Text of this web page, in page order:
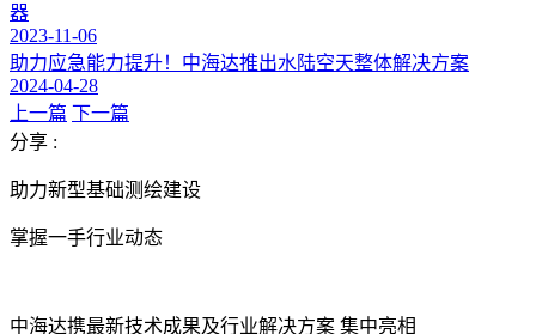
器
2023-11-06
助力应急能力提升！中海达推出水陆空天整体解决方案
2024-04-28
上一篇 下一篇
分享 :
助力新型基础测绘建设
掌握一手行业动态
中海达携最新技术成果及行业解决方案 集中亮相